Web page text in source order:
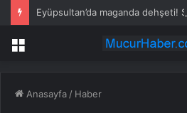
Menü
Anasayfa / Haber